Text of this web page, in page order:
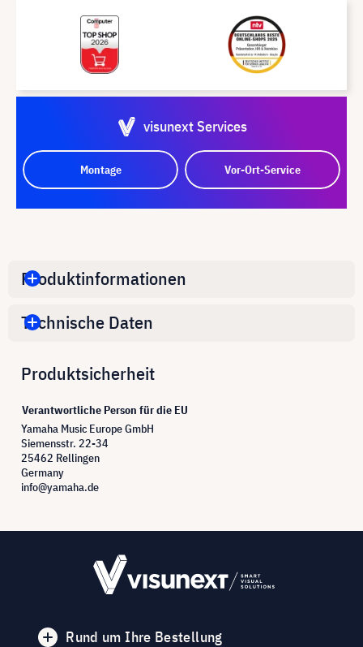
visunext Services
Montage Vor-Ort-Service
Produktinformationen
Technische Daten
Produktsicherheit
Verantwortliche Person für die EU
Yamaha Music Europe GmbH
Siemensstr. 22-34
25462 Rellingen
Germany
info@yamaha.de
Rund um Ihre Bestellung